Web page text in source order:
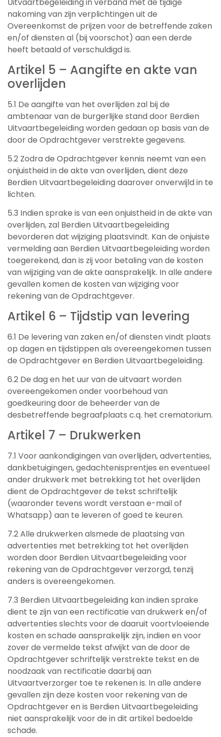
Uitvaartbegeleiding in verband met de tijdige
nakoming van zijn verplichtingen uit de
Overeenkomst de prijzen voor de betreffende zaken
en/of diensten al (bij voorschot) aan een derde
heeft betaald of verschuldigd is.
Artikel 5 – Aangifte en akte van
overlijden
5.1 De aangifte van het overlijden zal bij de
ambtenaar van de burgerlijke stand door Berdien
Uitvaartbegeleiding worden gedaan op basis van de
door de Opdrachtgever verstrekte gegevens.
5.2 Zodra de Opdrachtgever kennis neemt van een
onjuistheid in de akte van overlijden, dient deze
Berdien Uitvaartbegeleiding daarover onverwijld in te
lichten.
5.3 Indien sprake is van een onjuistheid in de akte van
overlijden, zal Berdien Uitvaartbegeleiding
bevorderen dat wijziging plaatsvindt. Kan de onjuiste
vermelding aan Berdien Uitvaartbegeleiding worden
toegerekend, dan is zij voor betaling van de kosten
van wijziging van de akte aansprakelijk. In alle andere
gevallen komen de kosten van wijziging voor
rekening van de Opdrachtgever.
Artikel 6 – Tijdstip van levering
6.1 De levering van zaken en/of diensten vindt plaats
op dagen en tijdstippen als overeengekomen tussen
de Opdrachtgever en Berdien Uitvaartbegeleiding.
6.2 De dag en het uur van de uitvaart worden
overeengekomen onder voorbehoud van
goedkeuring door de beheerder van de
desbetreffende begraafplaats c.q. het crematorium.
Artikel 7 – Drukwerken
7.1 Voor aankondigingen van overlijden, advertenties,
dankbetuigingen, gedachtenisprentjes en eventueel
ander drukwerk met betrekking tot het overlijden
dient de Opdrachtgever de tekst schriftelijk
(waaronder tevens wordt verstaan e-mail of
Whatsapp) aan te leveren of goed te keuren.
7.2 Alle drukwerken alsmede de plaatsing van
advertenties met betrekking tot het overlijden
worden door Berdien Uitvaartbegeleiding voor
rekening van de Opdrachtgever verzorgd, tenzij
anders is overeengekomen.
7.3 Berdien Uitvaartbegeleiding kan indien sprake
dient te zijn van een rectificatie van drukwerk en/of
advertenties slechts voor de daaruit voortvloeiende
kosten en schade aansprakelijk zijn, indien en voor
zover de vermelde tekst afwijkt van de door de
Opdrachtgever schriftelijk verstrekte tekst en de
noodzaak van rectificatie daarbij aan
Uitvaartverzorger toe te rekenen is. In alle andere
gevallen zijn deze kosten voor rekening van de
Opdrachtgever en is Berdien Uitvaartbegeleiding
niet aansprakelijk voor de in dit artikel bedoelde
schade.